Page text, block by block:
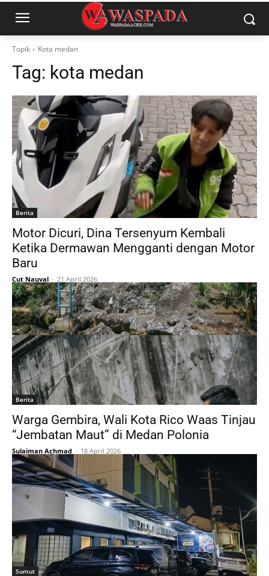
Topik Kota medan
Tag: kota medan
Berita
Motor Dicuri, Dina Tersenyum Kembali
Ketika Dermawan Mengganti dengan Motor
Baru
Cut Nauval - 21 April 2026
Berita
Warga Gembira, Wali Kota Rico Waas Tinjau
“Jembatan Maut” di Medan Polonia
Sulaiman Achmad - 18 April 2026
Sumut